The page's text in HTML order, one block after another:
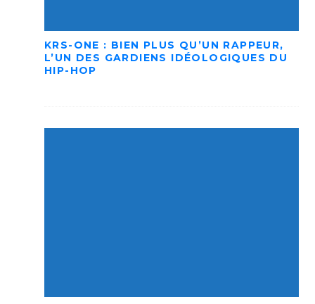
KRS-ONE : BIEN PLUS QU’UN RAPPEUR,
L’UN DES GARDIENS IDÉOLOGIQUES DU
HIP-HOP